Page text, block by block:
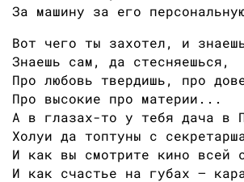
За машину за его
Вот чего ты захотел, и
Знаешь сам, да стесняешься,
Про любовь твердишь, про
Про высокие про материи...
А в глазах-то у тебя дача в
Холуи да топтуны с
И как вы смотрите кино всей
И как счастье на губах —